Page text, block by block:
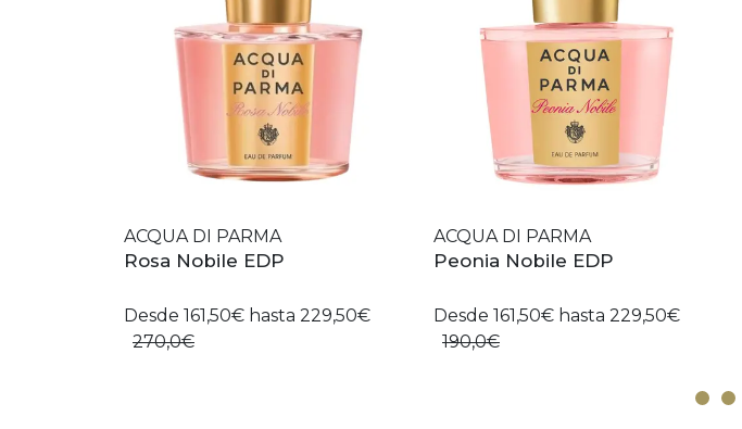
ACQUA DI PARMA
Rosa Nobile EDP
Desde 161,50€ hasta 229,50€
270,0€
ACQUA DI PARMA
Peonia Nobile EDP
Desde 161,50€ hasta 229,50€
190,0€